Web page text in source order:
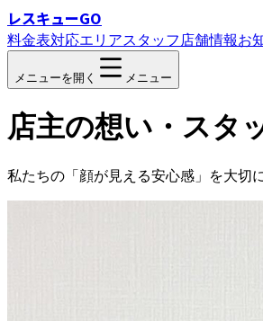
レスキューGO
料金表対応エリアスタッフ 店舗情報お
メニューを開く メニュー
店主の想い・スタ
私たちの「顔が見える安心感」を大切